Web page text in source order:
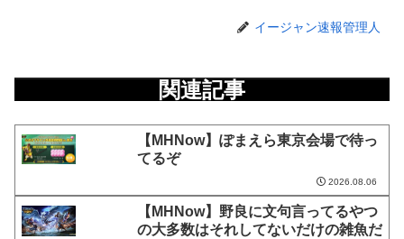
イージャン速報管理人
関連記事
【MHNow】ぽまえら東京会場で待っ
てるぞ
2026.08.06
【MHNow】野良に文句言ってるやつ
の大多数はそれしてないだけの雑魚だ